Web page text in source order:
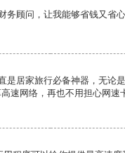
务顾问，让我能够省钱又省心
是居家旅行必备神器，无论
速网络，再也不用担心网速